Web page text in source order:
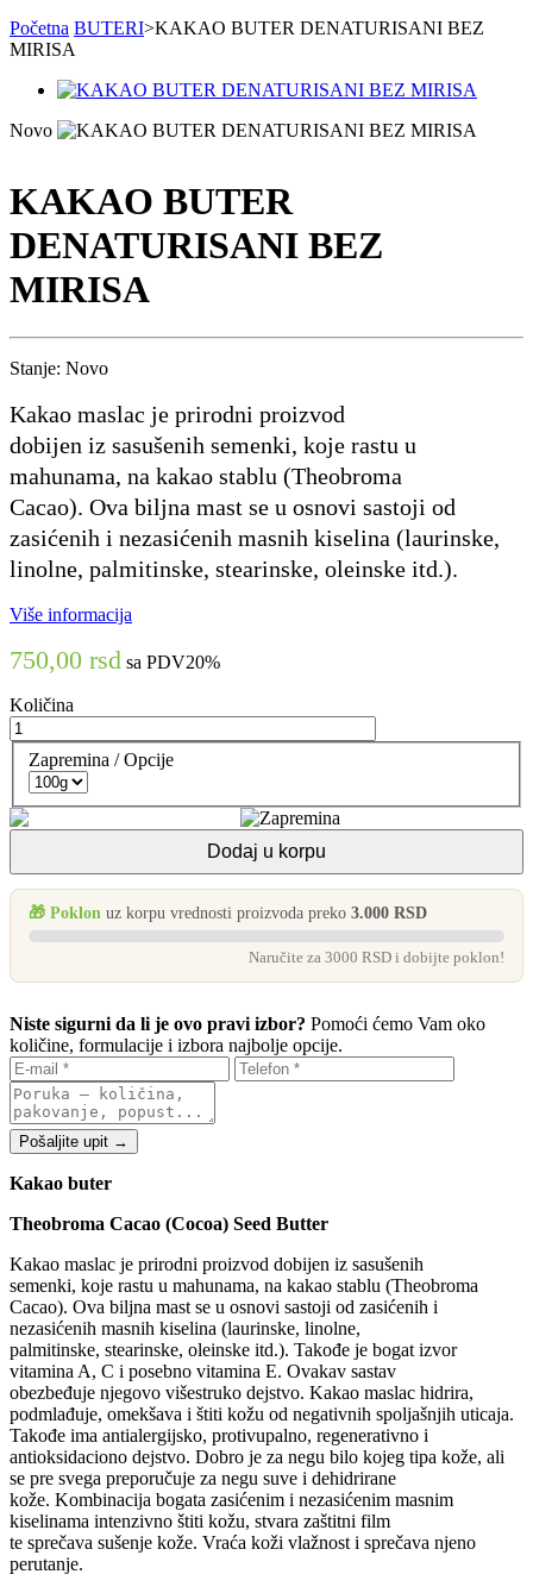
Početna BUTERI>KAKAO BUTER DENATURISANI BEZ
MIRISA
Novo
KAKAO BUTER
DENATURISANI BEZ
MIRISA
Stanje: Novo
Kakao maslac je prirodni proizvod
dobijen iz sasušenih semenki, koje rastu u
mahunama, na kakao stablu (Theobroma
Cacao). Ova biljna mast se u osnovi sastoji od
zasićenih i nezasićenih masnih kiselina (laurinske,
linolne, palmitinske, stearinske, oleinske itd.).
Više informacija
750,00 rsd sa PDV20%
Količina
Zapremina / Opcije
Dodaj u korpu
🎁 Poklon uz korpu vrednosti proizvoda preko 3.000 RSD
Naručite za 3000 RSD i dobijte poklon!
Niste sigurni da li je ovo pravi izbor? Pomoći ćemo Vam oko
količine, formulacije i izbora najbolje opcije.
Pošaljite upit →
Kakao buter
Theobroma Cacao (Cocoa) Seed Butter
Kakao maslac je prirodni proizvod dobijen iz sasušenih
semenki, koje rastu u mahunama, na kakao stablu (Theobroma
Cacao). Ova biljna mast se u osnovi sastoji od zasićenih i
nezasićenih masnih kiselina (laurinske, linolne,
palmitinske, stearinske, oleinske itd.). Takođe je bogat izvor
vitamina A, C i posebno vitamina E. Ovakav sastav
obezbeđuje njegovo višestruko dejstvo. Kakao maslac hidrira,
podmlađuje, omekšava i štiti kožu od negativnih spoljašnjih uticaja.
Takođe ima antialergijsko, protivupalno, regenerativno i
antioksidaciono dejstvo. Dobro je za negu bilo kojeg tipa kože, ali
se pre svega preporučuje za negu suve i dehidrirane
kože. Kombinacija bogata zasićenim i nezasićenim masnim
kiselinama intenzivno štiti kožu, stvara zaštitni film
te sprečava sušenje kože. Vraća koži vlažnost i sprečava njeno
perutanje.